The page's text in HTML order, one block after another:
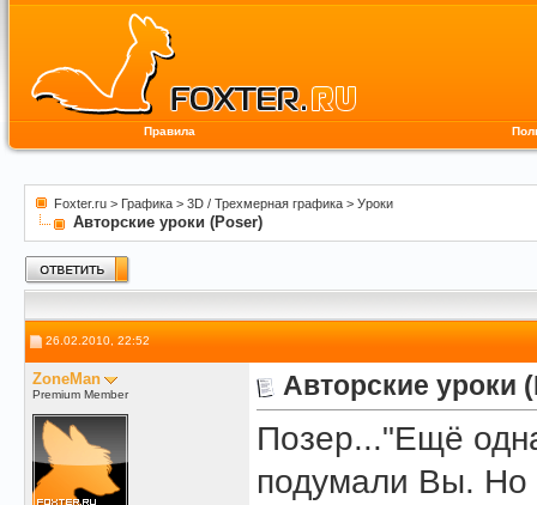
Правила
Foxter.ru > Графика > 3D / Трехмерная графика > Уроки
Авторские уроки (Poser)
26.02.2010, 22:52
ZoneMan
Premium Member Авторские уроки
Позер..."Ещё
подумали Вы. Но